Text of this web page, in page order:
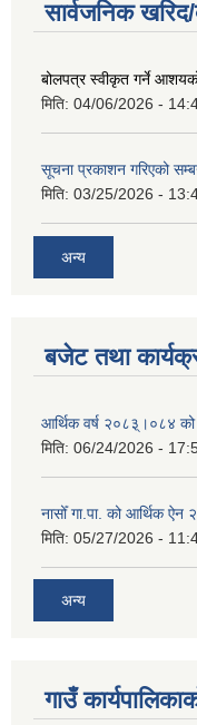
सार्वजनिक
बोलपत्र स्वीकृत गर्ने
मिति: 04/06/2026 -
सूचना प्रकाशन गरिएको
मिति: 03/25/2026 -
अन्य
बजेट तथा
आर्थिक वर्ष २०८३्।०८४ को
मिति: 06/24/2026 -
नासोँ गा.पा. को आर्थिक
मिति: 05/27/2026 -
अन्य
गाउँ